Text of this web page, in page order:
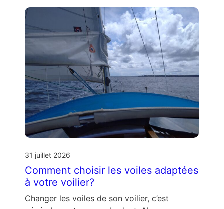
31 juillet 2026
Comment choisir les voiles adaptées
à votre voilier?
Changer les voiles de son voilier, c’est